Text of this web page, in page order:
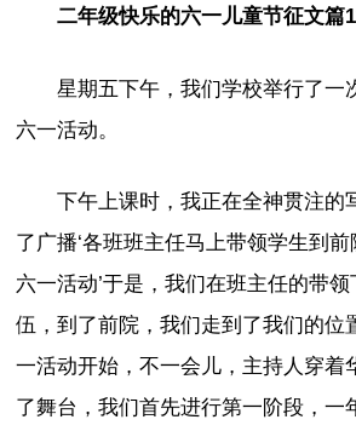
二年级快乐的六一儿童节征文篇
星期五下午，我们学校举行了一
六一活动。
下午上课时，我正在全神贯注的
了广播‘各班班主任马上带领学生到
六一活动’于是，我们在班主任的带
伍，到了前院，我们走到了我们的位
一活动开始，不一会儿，主持人穿着
了舞台，我们首先进行第一阶段，一